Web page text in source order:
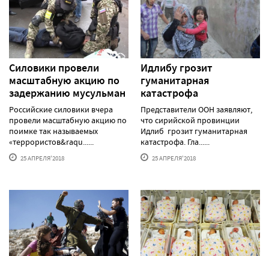
Силовики провели
масштабную акцию по
задержанию мусульман
Российские силовики вчера
провели масштабную акцию по
поимке так называемых
«террористов&raqu......
25 АПРЕЛЯ'2018
Идлибу грозит
гуманитарная
катастрофа
Представители ООН заявляют,
что сирийской провинции
Идлиб грозит гуманитарная
катастрофа. Гла......
25 АПРЕЛЯ'2018